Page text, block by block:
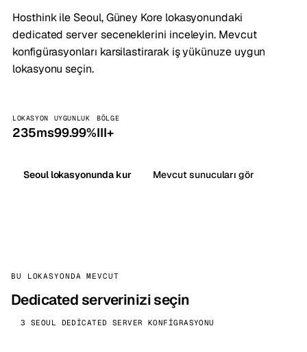
Hosthink ile Seoul, Güney Kore lokasyonundaki
dedicated server seceneklerini inceleyin. Mevcut
konfigürasyonları karsilastirarak iş yükünuze uygun
lokasyonu seçin.
LOKASYON
235ms
UYGUNLUK
99.99%
BÖLGE
III+
Seoul lokasyonunda kur Mevcut sunucuları gör
BU LOKASYONDA MEVCUT
Dedicated serverinizi seçin
3 SEOUL DEDICATED SERVER KONFIGRASYONU